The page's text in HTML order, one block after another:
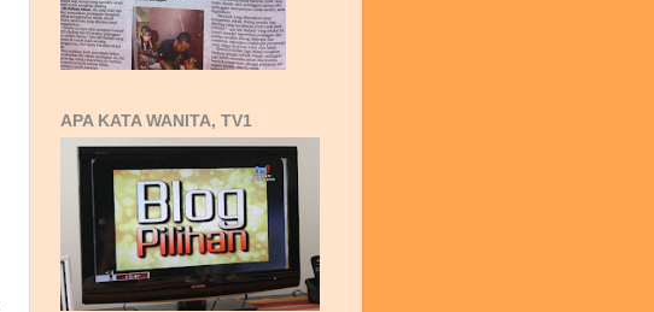
APA KATA WANITA, TV1